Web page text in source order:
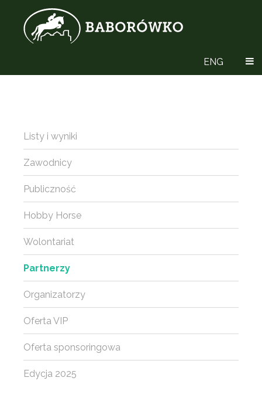
ENG
Listy i wyniki
Zawodnicy
Publiczność
Hobby Horse
Wolontariat
Partnerzy
Organizatorzy
Oferta VIP
Oferta sponsoringowa
Edycja 2025